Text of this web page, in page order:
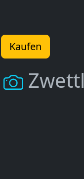
Kaufen
Zwettl